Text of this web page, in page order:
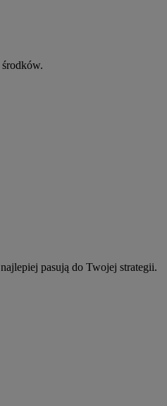
pasują do Twojej strategii.